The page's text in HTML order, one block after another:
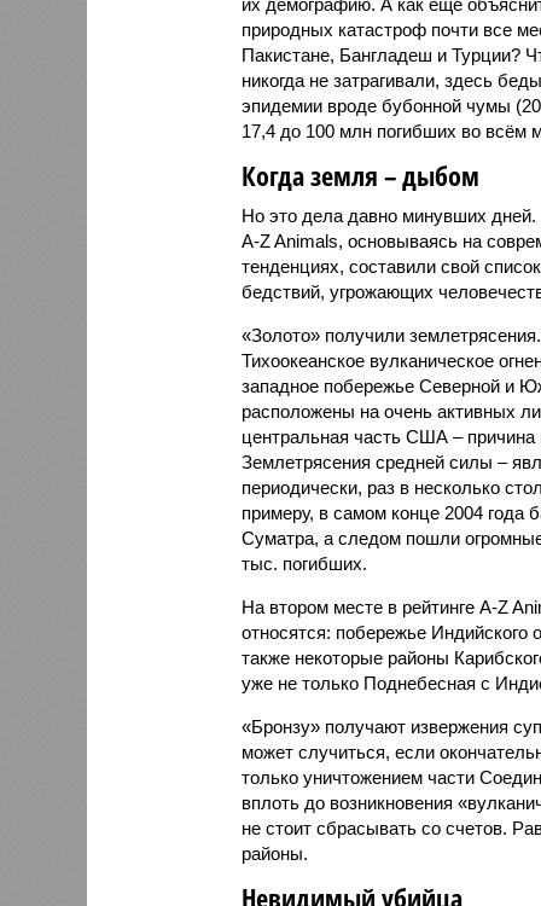
природных катастроф почти все
Пакистане, Бангладеш и Турции?
никогда не затрагивали, здесь
эпидемии вроде бубонной чумы
17,4 до 100 млн погибших во всём
Когда земля – дыбом
Но это дела давно минувших
A-Z Animals, основываясь на
тенденциях, составили свой
бедствий, угрожающих
«Золото» получили
Тихоокеанское вулканическое
западное побережье Северной и
расположены на очень активных
центральная часть США –
Землетрясения средней силы –
периодически, раз в несколько
примеру, в самом конце 2004 года
Суматра, а следом пошли
тыс. погибших.
На втором месте в рейтинге A-Z
относятся: побережье
также некоторые районы
уже не только Поднебесная с
«Бронзу» получают извержения
может случиться, если
только уничтожением части
вплоть до возникновения
не стоит сбрасывать со счетов.
районы.
Невидимый убийца